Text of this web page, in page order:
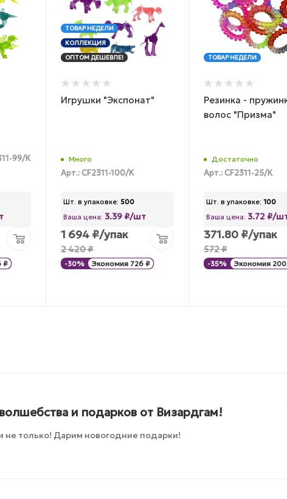
99/К
₽
ТОВАР НЕДЕЛИ
КОЛЛЕКЦИЯ
ОПТОМ ДЕШЕВЛЕ!
Игрушки "Экспонат"
Много
Арт.: CF2311-100/К
Шт. в упаковке: 500
Ваша цена: 3.39 ₽/шт
1 694 ₽/упак
2 420₽
-30% Экономия 726 ₽
ТОВАР НЕДЕЛИ
Резинка -
волос "Призма"
Достаточно
Арт.: CF2311-25/К
Шт. в упаковке: 100
Ваша цена: 3.72 ₽/
371.80 ₽/упак
572₽
-35% Экономия
и подарков от Визардгам!
только! Дарим новогодние подарки!